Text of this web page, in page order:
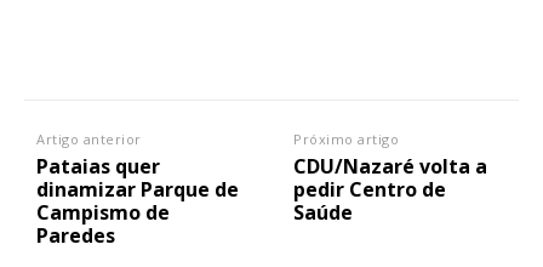
Artigo anterior
Pataias quer
dinamizar Parque de
Campismo de
Paredes
Próximo artigo
CDU/Nazaré volta a
pedir Centro de
Saúde